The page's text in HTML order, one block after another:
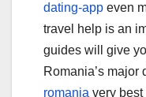
dating-app even
travel help is an
guides will give
Romania’s major
romania very best